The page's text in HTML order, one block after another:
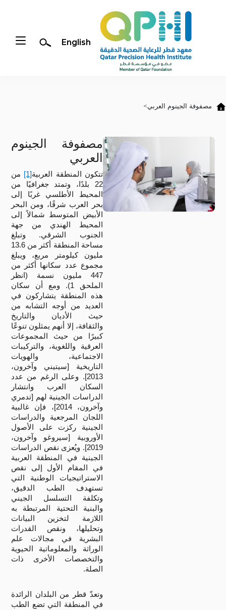
تجاوز إلى المحتوى الرئيسي
English
مصفوفة الجينوم العربي
مصفوفة الجينوم
العربي
تتكون المنطقة العربية[1] من
22 بلدًا، وتمتد جغرافيًا من
المحيط الأطلسي غربًا إلى
بحر العرب شرقًا، ومن البحر
الأبيض المتوسط شمالاً إلى
المحيط الهندي من جهة
الجنوب الشرقي. وتبلغ
مساحة المنطقة أكثر من 13.6
مليون كيلومتر مربع، ويبلغ
مجموع عدد سكانها أكثر من
447 مليون نسمة (انظر
الملحق 1). ومع أن سكان
هذه المنطقة يتشاركون في
العديد من أوجه التشابه من
حيث الأديان والتاريخ
والثقافة، إلا أنهم يمثلون تنوعًا
كبيرًا من حيث المجموعات
العرقية واللغوية، والتركيبات
الاجتماعية، والهويات
التاريخية [سيتيني وآخرون،
2013]. وعلى الرغم من عدد
السكان العرب وانتشار
الدراسات الجينية لهم [تدمري
وآخرون، 2014]، فإن غالبية
اللجان المرجعية والدراسات
الجينية ركزت على الأصول
الأوروبية [سيروغو وآخرون،
2019]. ويُعزى نقص الدراسات
الجينية في المنطقة العربية
في المقام الأول إلى نقص
الاستراتيجيات الوطنية التي
تستهدف الطب الدقيق،
وتكلفة التسلسل الجيني
والبنية التحتية المرتبطة به
اللازمة لتخزين البيانات
وتحليلها، ونقص القدرات
البشرية في مجالات علم
الوراثة والمعلوماتية الحيوية
والتخصصات الأخرى ذات
الصلة.
وتعدّ قطر من البلدان الرائدة
في المنطقة التي تضع الطب